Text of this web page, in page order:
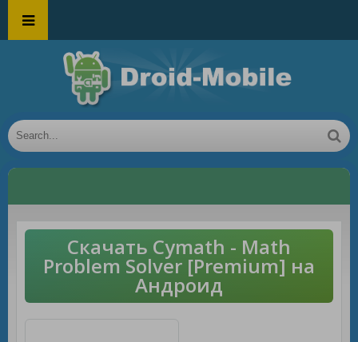
Скачать Cymath - Math
Problem Solver [Premium] на
Андроид